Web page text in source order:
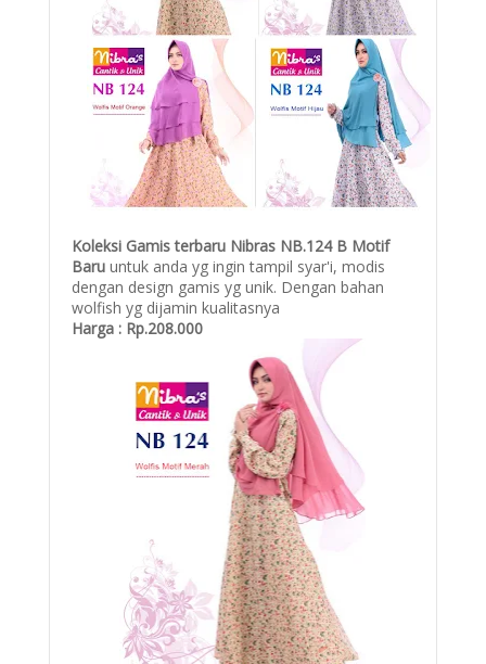
Koleksi Gamis terbaru Nibras NB.124 B Motif
Baru untuk anda yg ingin tampil syar'i, modis
dengan design gamis yg unik. Dengan bahan
wolfish yg dijamin kualitasnya
Harga : Rp.208.000